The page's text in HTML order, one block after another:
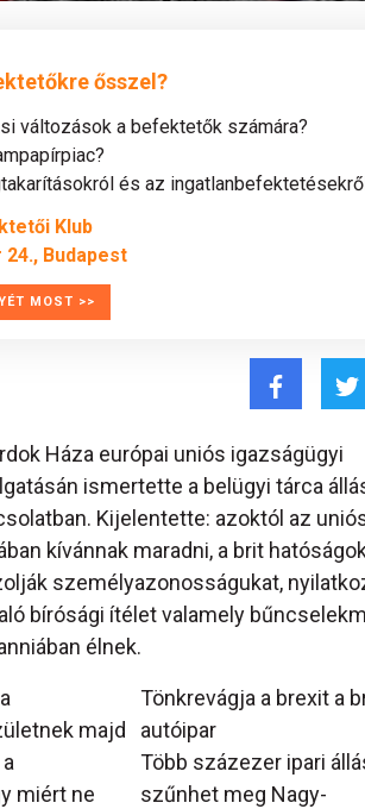
ősszel?
változások a befektetők számára?
és az
Klub
Budapest
MOST >>
Háza európai uniós igazságügyi
ismertette a belügyi tárca
Kijelentette: azoktól az
kívánnak maradni, a brit
személyazonosságukat,
bírósági ítélet valamely
élnek.
Tönkrevágja a brexit a
autóipar
Több százezer ipari
szűnhet meg Nagy-
majd
miért ne